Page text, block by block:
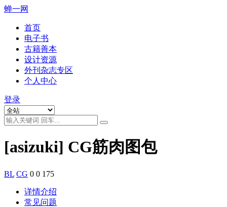
蝉一网
首页
电子书
古籍善本
设计资源
外刊杂志专区
个人中心
登录
[asizuki] CG筋肉图包
BL CG 0 0 175
详情介绍
常见问题